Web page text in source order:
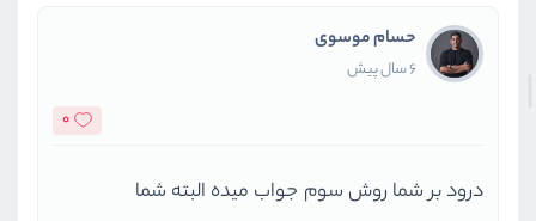
حسام موسوی
6 سال پیش
0
درود بر شما روش سوم جواب میده البته شما